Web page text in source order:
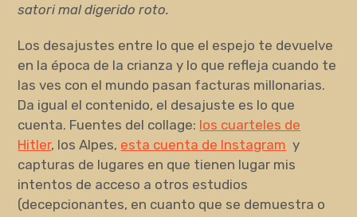
satori mal digerido roto.
Los desajustes entre lo que el espejo te devuelve
en la época de la crianza y lo que refleja cuando te
las ves con el mundo pasan facturas millonarias.
Da igual el contenido, el desajuste es lo que
cuenta. Fuentes del collage: los cuarteles de
Hitler, los Alpes, esta cuenta de Instagram y
capturas de lugares en que tienen lugar mis
intentos de acceso a otros estudios
(decepcionantes, en cuanto que se demuestra o